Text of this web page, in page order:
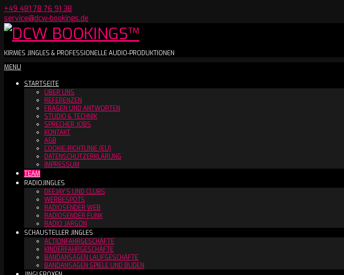
Skip
to
content
+49 481 78 76 91 38
service@dcw-bookings.de
DCW
BOOKINGS™
KIRMES JINGLES & PROFESSIONELLE AUDIO-PRODUKTIONEN
Secondary
Menu
MENU
STARTSEITE
ÜBER UNS
REFERENZEN
FRAGEN UND ANTWORTEN
STUDIO & TECHNIK
SPRECHER JOBS
KONTAKT
AGB
COOKIE-RICHTLINIE (EU)
DATENSCHUTZERKLÄRUNG
IMPRESSUM
TEAM
RADIOJINGLES
DEEJAY´S UND CLUBS
WERBESPOTS
RADIOSENDER WEB
RADIOSENDER FUNK
RADIO JARGON
SCHAUSTELLER JINGLES
ACTIONFAHRGESCHÄFTE
KINDERFAHRGESCHÄFTE
BANDANSAGEN LAUFGESCHÄFTE
BANDANSAGEN SPIELE UND BUDEN